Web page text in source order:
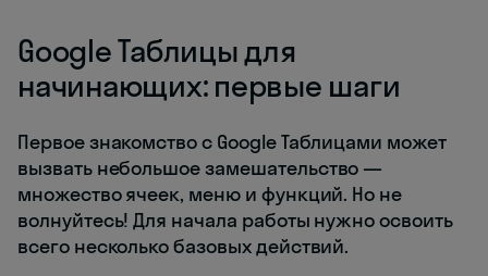
Google Таблицы для
начинающих: первые шаги
Первое знакомство с Google Таблицами может
вызвать небольшое замешательство —
множество ячеек, меню и функций. Но не
волнуйтесь! Для начала работы нужно освоить
всего несколько базовых действий.